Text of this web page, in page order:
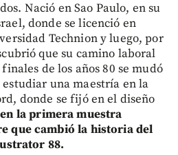
Nació en Sao Paulo, en su
donde se licenció en
Technion y luego, por
que su camino laboral
de los años 80 se mudó
estudiar una maestría en la
donde se fijó en el diseño
la primera muestra
que cambió la historia del
88.